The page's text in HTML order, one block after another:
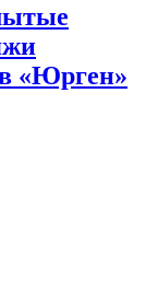
«Юрген»